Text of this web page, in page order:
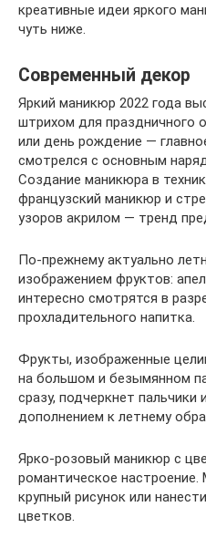
креативные идеи яркого
чуть ниже.
Современный декор
Яркий маникюр 2022 года
штрихом для праздничного
или день рождение —
смотрелся с основным
Создание маникюра в
французский маникюр и
узоров акрилом — тренд
По-прежнему актуально
изображением фруктов:
интересно смотрятся в
прохладительного напитка.
Фрукты, изображенные
на большом и безымянном
сразу, подчеркнет пальчики
дополнением к летнему
Ярко-розовый маникюр с
романтическое
крупный рисунок или
цветков.